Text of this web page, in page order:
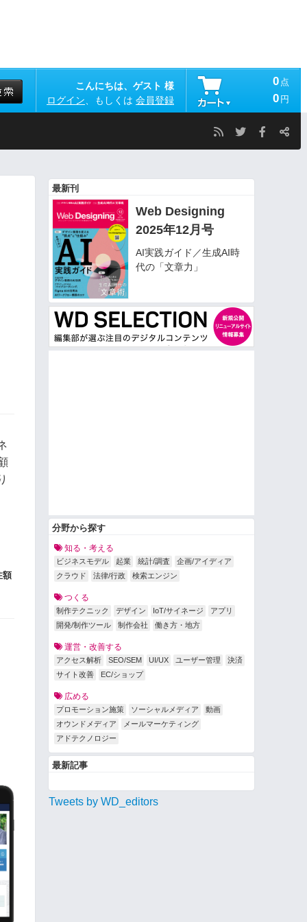
こんにちは、ゲスト 様
ログイン 、もしくは 会員登録
0 点
0 円
額
最新刊
Web Designing
2025年12月号
AI実践ガイド／生成AI時
代の「文章力」
分野から探す
知る・考える
ビジネスモデル 起業 統計/調査
企画/アイディア
クラウド
法律/行政 検索エンジン
つくる
制作テクニック デザイン IoT/サイネージ
アプリ
開発/制作ツール
制作会社 働き方・地方
運営・改善する
アクセス解析 SEO/SEM UI/UX ユーザー管理
決済
サイト改善
EC/ショップ
広める
プロモーション施策 ソーシャルメディア
動画
オウンドメディア
メールマーケティング
アドテクノロジー
最新記事
Tweets by WD_editors